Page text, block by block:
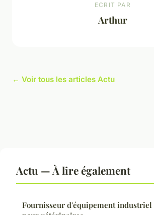
ECRIT PAR
Arthur
← Voir tous les articles Actu
Actu — À lire également
Fournisseur d'équipement industriel